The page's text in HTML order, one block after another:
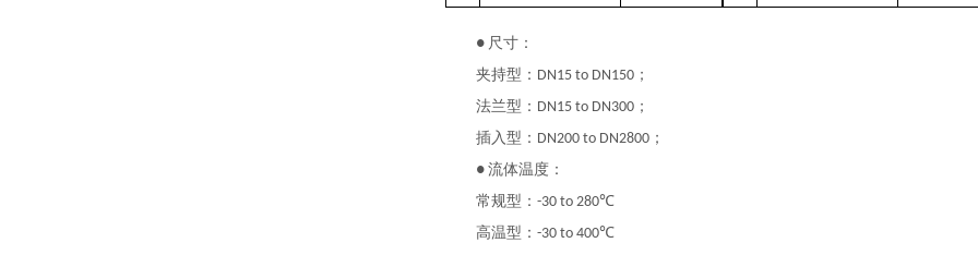
● 尺寸：
夹持型： DN15 to DN150 ；
法兰型： DN15 to DN300 ；
插入型： DN200 to DN2800 ；
● 流体温度：
常规型： -30 to 280℃
高温型： -30 to 400℃